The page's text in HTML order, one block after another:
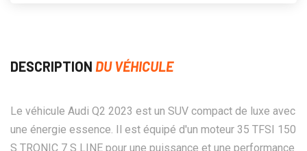
DESCRIPTION DU VÉHICULE
Le véhicule Audi Q2 2023 est un SUV compact de luxe avec
une énergie essence. Il est équipé d'un moteur 35 TFSI 150
S TRONIC 7 S LINE pour une puissance et une performance